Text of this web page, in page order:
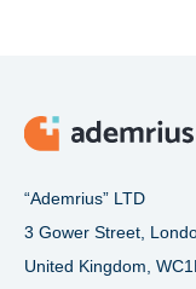
“Ademrius” LTD
3 Gower Street,
United Kingdom,